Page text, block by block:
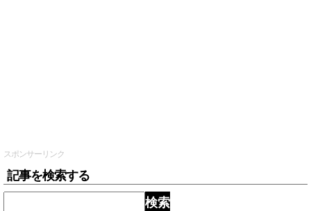
スポンサーリンク
記事を検索する
検索